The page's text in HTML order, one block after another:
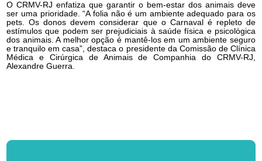
O CRMV-RJ enfatiza que garantir o bem-estar dos animais deve
ser uma prioridade. “A folia não é um ambiente adequado para os
pets. Os donos devem considerar que o Carnaval é repleto de
estímulos que podem ser prejudiciais à saúde física e psicológica
dos animais. A melhor opção é mantê-los em um ambiente seguro
e tranquilo em casa”, destaca o presidente da Comissão de Clínica
Médica e Cirúrgica de Animais de Companhia do CRMV-RJ,
Alexandre Guerra.